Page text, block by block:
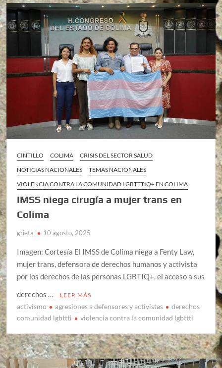
CINTILLO COLIMA
CRISIS DEL SECTOR SALUD
NOTICIAS NACIONALES
TEMAS NACIONALES
VIOLENCIA CONTRA LA COMUNIDAD LGBTTTIQ+ EN COLIMA
IMSS niega cirugía a mujer trans en
Colima
grieta 10 agosto, 2025
Imagen: Cortesía El IMSS de Colima niega a Fenty Law,
mujer trans, defensora de derechos humanos y activista
por los derechos de las personas LGBTIQ+, el acceso a sus
derechos …
LEER MÁS
activismo agresiones a defensores y activistas
derechos
comunidad lgbttti
violencia contra la comunidad lgbttti